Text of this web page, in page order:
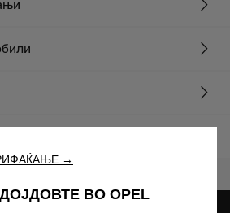
→
ВО OPEL